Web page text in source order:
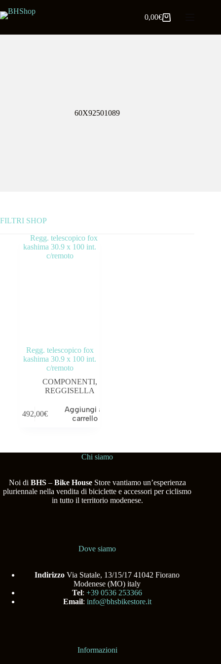
0,00€
60X92501089
FILTRI SHOP
OUTLET
Tag prodotto
Regg. telescopico fox
kashima 30.9 x 100 int.
c/remoto
COMPONENTI,
REGGISELLA
492,00€
Aggiungi al
carrello
Chi siamo
Noi di BHS– Bike HouseStore vantiamo un’esperienza
pluriennale nella vendita di biciclette e accessori per ciclismo
in tutto il territorio modenese.
Dove siamo
Indirizzo Via Statale, 13/15/17 41042 Fiorano
Modenese (MO) italy
Tel:+39 0536 253366
Email: info@bhsbikestore.it
Informazioni